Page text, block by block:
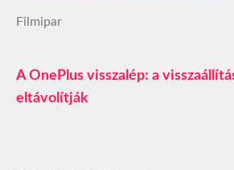
Filmipar
A OnePlus visszalép: a
eltávolítják